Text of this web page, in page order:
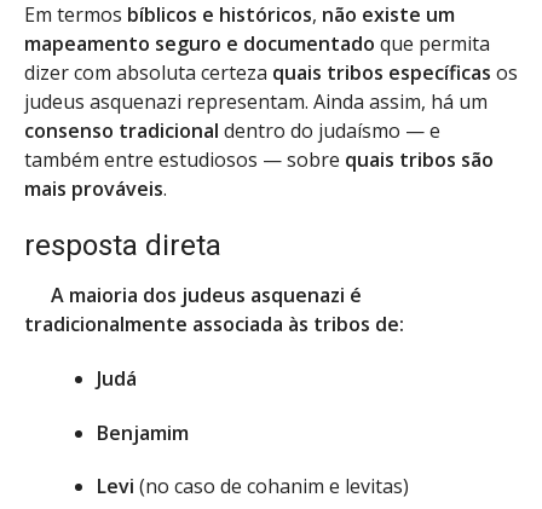
Em termos bíblicos e históricos, não existe um
mapeamento seguro e documentado que permita
dizer com absoluta certeza quais tribos específicas os
judeus asquenazi representam. Ainda assim, há um
consenso tradicional dentro do judaísmo — e
também entre estudiosos — sobre quais tribos são
mais prováveis.
resposta direta
A maioria dos judeus asquenazi é
tradicionalmente associada às tribos de:
Judá
Benjamim
Levi (no caso de cohanim e levitas)